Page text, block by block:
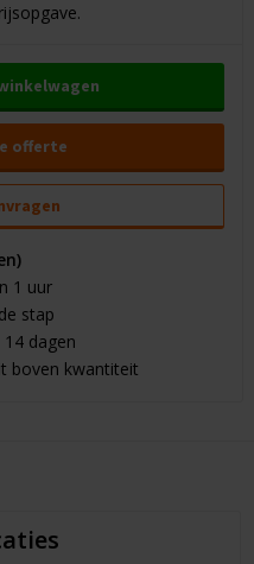
offerte
1 uur
stap
dagen
boven kwantiteit